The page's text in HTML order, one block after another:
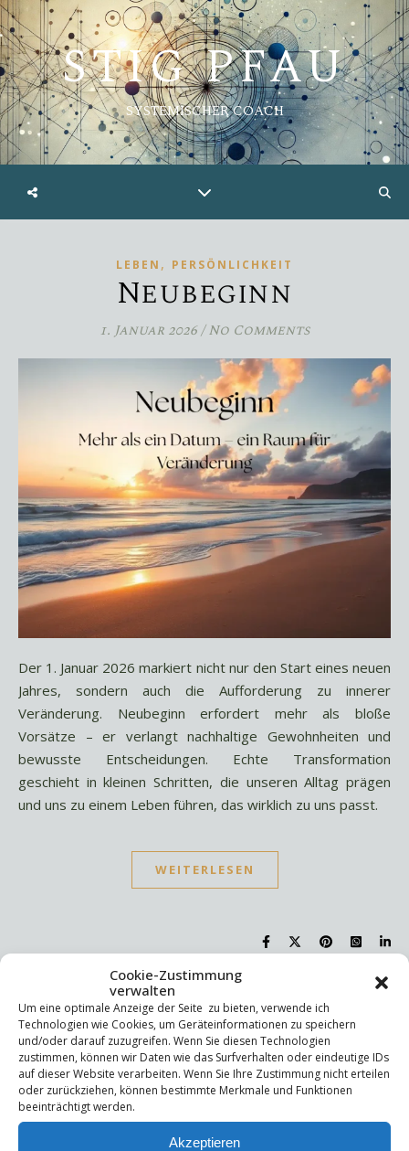
Cookie-Zustimmung
verwalten
Um eine optimale Anzeige der Seite zu bieten, verwende ich
Technologien wie Cookies, um Geräteinformationen zu speichern
und/oder darauf zuzugreifen. Wenn Sie diesen Technologien
zustimmen, können wir Daten wie das Surfverhalten oder eindeutige IDs
auf dieser Website verarbeiten. Wenn Sie Ihre Zustimmung nicht erteilen
oder zurückziehen, können bestimmte Merkmale und Funktionen
beeinträchtigt werden.
Akzeptieren
STIG PFAU
SYSTEMISCHER COACH
LEBEN , PERSÖNLICHKEIT
Neubeginn
1. Januar 2026/ No Comments
Der 1. Januar 2026 markiert nicht nur den Start eines neuen
Jahres, sondern auch die Aufforderung zu innerer
Veränderung. Neubeginn erfordert mehr als bloße
Vorsätze – er verlangt nachhaltige Gewohnheiten und
bewusste Entscheidungen. Echte Transformation
geschieht in kleinen Schritten, die unseren Alltag prägen
und uns zu einem Leben führen, das wirklich zu uns passt.
WEITERLESEN
Suchen
Suchen
Letzte Beiträge
Die Mentale Sicherheitsarchitektur